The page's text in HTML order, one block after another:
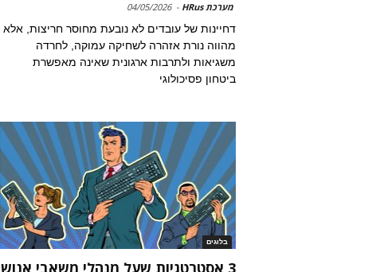
מערכת HRus -
04/05/2026
דחיינות של עובדים לא נובעת מחוסר חריצות, אלא
מהווה נורת אזהרה לשחיקה עמוקה, לחרדה
משגיאות ולתרבות ארגונית שאינה מאפשרת
ביטחון פסיכולוגי
בלוגים
3 אסטרטגיות שעל מנהלי משאבי אנוש